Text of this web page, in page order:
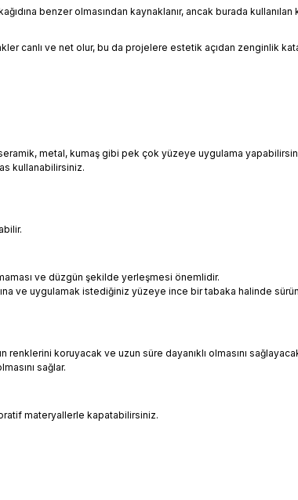
benzer olmasından kaynaklanır, ancak burada
canlı ve net olur, bu da projelere estetik açıdan zenginlik
metal, kumaş gibi pek çok yüzeye uygulama
kullanabilirsiniz.
ve düzgün şekilde yerleşmesi önemlidir.
ve uygulamak istediğiniz yüzeye ince bir tabaka halinde
koruyacak ve uzun süre dayanıklı olmasını
sağlar.
materyallerle kapatabilirsiniz.